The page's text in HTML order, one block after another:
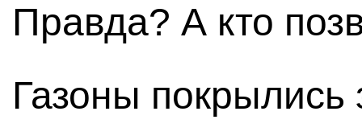
Правда? А кто
Газоны покрылись